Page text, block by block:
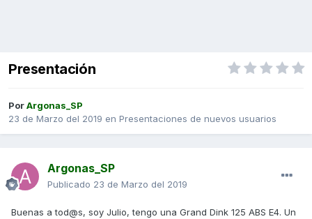
Presentación
PorArgonas_SP
23 de Marzo del 2019 en Presentaciones de nuevos usuarios
Argonas_SP
Publicado 23 de Marzo del 2019
Buenas a tod@s, soy Julio, tengo una Grand Dink 125 ABS E4. Un